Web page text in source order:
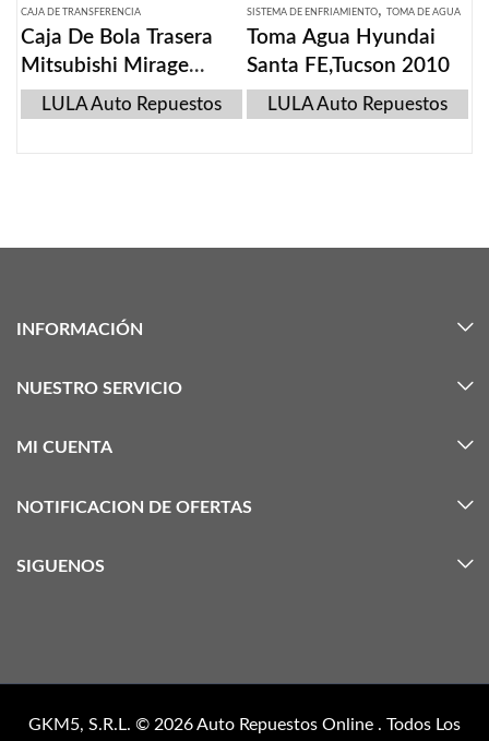
CAJA DE TRANSFERENCIA
Caja De Bola Trasera
Mitsubishi Mirage
2012-2019
LULA Auto Repuestos
SISTEMA DE ENFRIAMIENTO, TOMA DE AGUA
Toma Agua Hyundai
Santa FE,Tucson 2010
LULA Auto Repuestos
INFORMACIÓN
NUESTRO SERVICIO
MI CUENTA
NOTIFICACION DE OFERTAS
SIGUENOS
GKM5, S.R.L. © 2026Auto Repuestos Online . Todos Los